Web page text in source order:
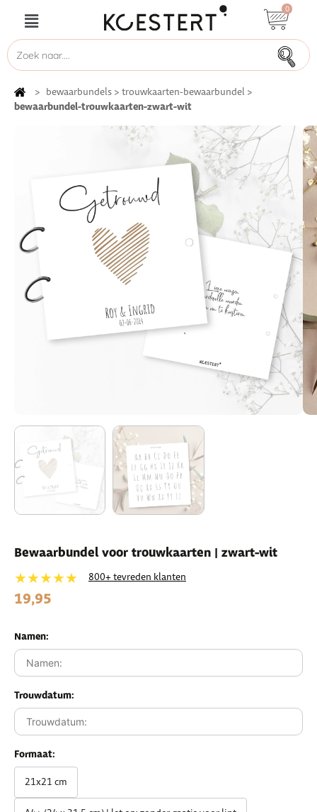
0
> bewaarbundels > trouwkaarten-bewaarbundel >
bewaarbundel-trouwkaarten-zwart-wit
Bewaarbundel voor trouwkaarten | zwart-wit
★★★★★ 800+ tevreden klanten
19,95
Namen:
Trouwdatum:
Formaat:
21x21 cm